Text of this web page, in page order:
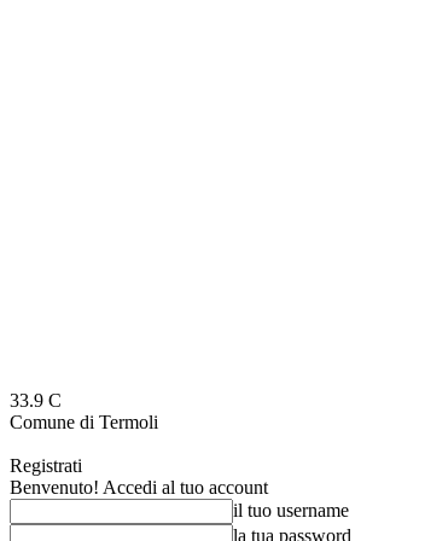
33.9 C
Comune di Termoli
Registrati
Benvenuto! Accedi al tuo account
il tuo username
la tua password